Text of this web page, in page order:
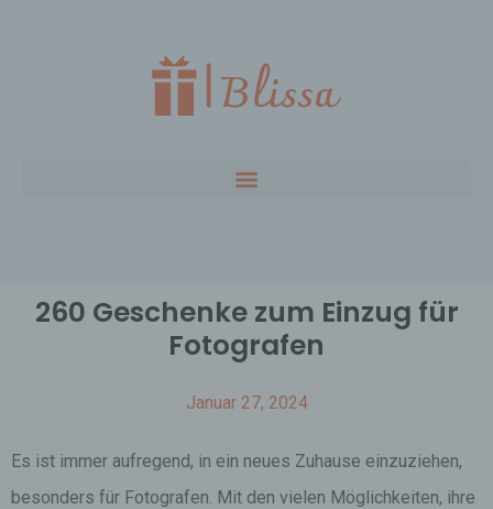
260 Geschenke zum Einzug für
Fotografen
Januar 27, 2024
Es ist immer aufregend, in ein neues Zuhause einzuziehen,
besonders für Fotografen. Mit den vielen Möglichkeiten, ihre